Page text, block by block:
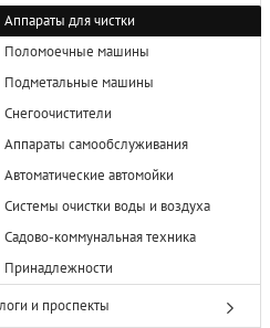
Аппараты для чистки
Поломоечные машины
Подметальные машины
Снегоочистители
Аппараты самообслуживания
Автоматические автомойки
Системы очистки воды и воздуха
Садово-коммунальная техника
Принадлежности
и проспекты